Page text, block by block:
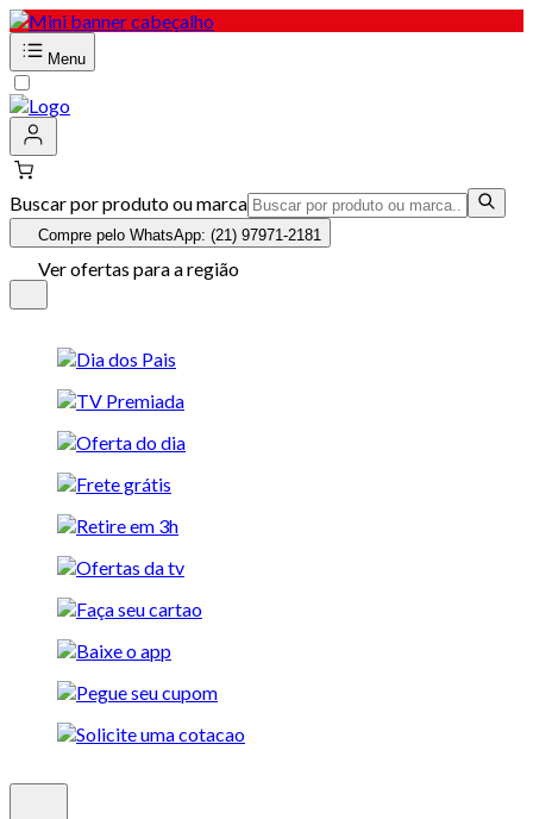
Menu
Buscar por produto ou marca
Compre pelo WhatsApp: (21) 97971-2181
Ver ofertas para a região